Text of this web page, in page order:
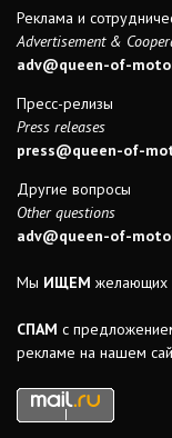
Реклама и
Advertisement &
adv@queen-of-
Пресс-релизы
Press releases
press@queen-of-
Другие вопросы
Other questions
adv@queen-of-
Мы ИЩЕМ желающих
СПАМ с
рекламе на нашем